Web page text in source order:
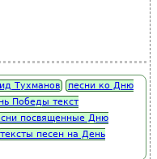
Тухманов
песни ко Дню
Победы текст
посвященные Дню
тексты песен на День